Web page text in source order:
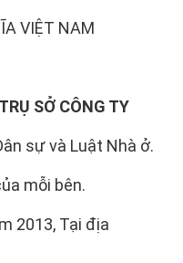
VIỆT NAM
SỞ CÔNG TY
sự và Luật Nhà ở.
mỗi bên.
2013, Tại địa